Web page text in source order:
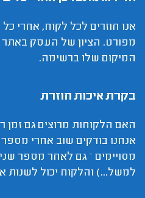
אנו חוזרים לכל לקוח, אחרי
מפורט. הציון של העסק באתר
המיקום שלו ברשימה.
בקרת איכות חוזרת
האם הלקוחות מרוצים גם זמן
אנחנו בודקים שוב אחרי
מסויימים – גם לאחר מספר
למשל...) והלקוח יכול לשנות